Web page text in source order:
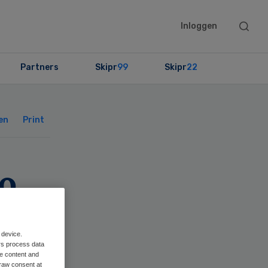
Inloggen
Search
Partners Skipr99 Skipr22
Print
process data
content and
consent at